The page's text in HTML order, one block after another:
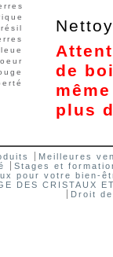
de
plus
Meilleures
Stages et
pour votre bien-
DES CRISTAUX
Droit